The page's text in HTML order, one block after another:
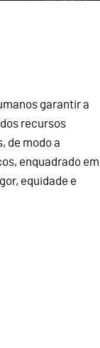
garantir a
recursos
de modo a
enquadrado em
equidade e